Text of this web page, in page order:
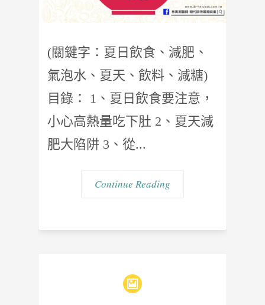
(關鍵字：夏日飲食、減肥、
氣泡水、夏天、飲料、減糖)
目錄： 1、夏日飲食要注意，
小心高熱量吃下肚 2、夏天減
肥大陷阱 3、從...
Continue Reading